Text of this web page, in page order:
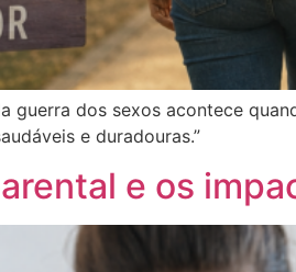
guerra dos sexos acontece
e duradouras.”
e os